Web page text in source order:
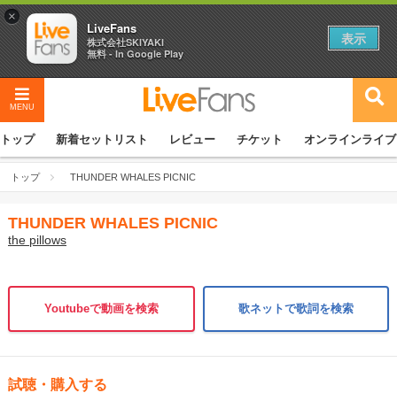
MENU
トップ 新着セットリスト レビュー チケット オンラインライブ
トップ THUNDER WHALES PICNIC
THUNDER WHALES PICNIC
the pillows
Youtubeで動画を検索 歌ネットで歌詞を検索
試聴・購入する
×
LiveFans
株式会社SKIYAKI
無料 - In Google Play
表示